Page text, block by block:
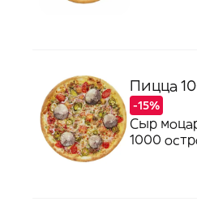
Пицца
-15%
Сыр
1000